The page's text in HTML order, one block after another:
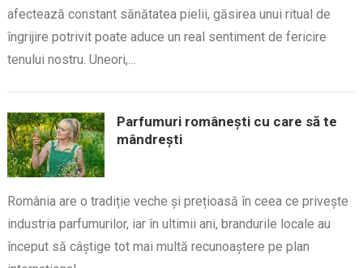
afectează constant sănătatea pielii, găsirea unui ritual de
îngrijire potrivit poate aduce un real sentiment de fericire
tenului nostru. Uneori,…
Parfumuri românești cu care să te
mândrești
România are o tradiție veche și prețioasă în ceea ce privește
industria parfumurilor, iar în ultimii ani, brandurile locale au
început să câștige tot mai multă recunoaștere pe plan